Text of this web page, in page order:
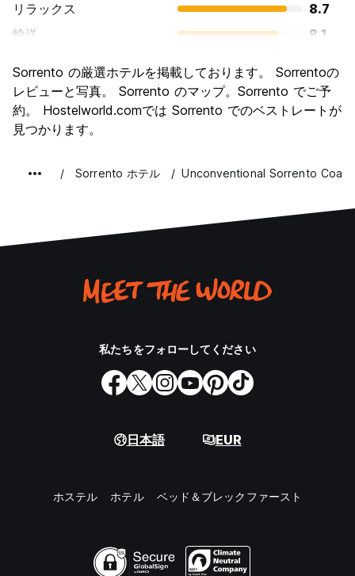
リラックス
8.7
輸送
8.1
文化
8.0
ナイトライフ
6.9
コストパフォーマンス
Sorrento の厳選ホテルを掲載しております。 Sorrentoの
レビューと写真。 Sorrento のマップ。Sorrento でご予
約。 Hostelworld.comでは Sorrento でのベストレートが
見つかります。
Sorrento ホテル Unconventional Sorrento Coast
私たちをフォローしてください
日本語 EUR
ホステル ホテル ベッド＆ブレックファースト